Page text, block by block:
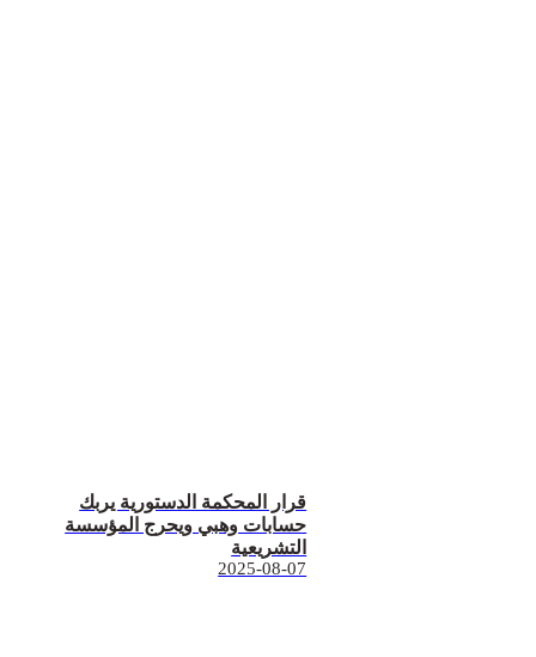
قرار المحكمة الدستورية يربك
حسابات وهبي ويحرج المؤسسة
التشريعية
2025-08-07